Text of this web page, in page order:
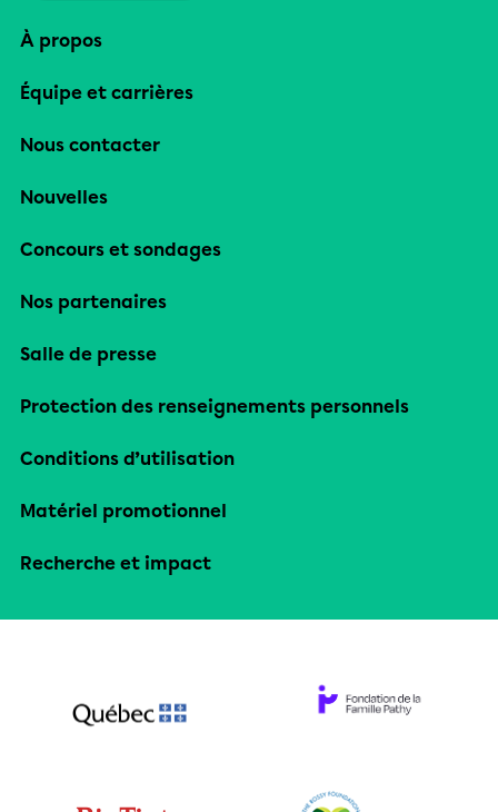
À propos
Équipe et carrières
Nous contacter
Nouvelles
Concours et sondages
Nos partenaires
Salle de presse
Protection des renseignements personnels
Conditions d’utilisation
Matériel promotionnel
Recherche et impact